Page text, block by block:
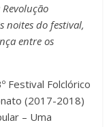
noites do festival,
entre os
Festival Folclórico
(2017-2018)
– Uma